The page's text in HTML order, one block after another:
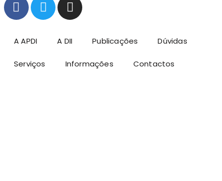
A APDI A DII Publicações Dúvidas
Serviços Informações Contactos